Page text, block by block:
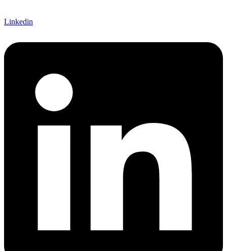
Linkedin